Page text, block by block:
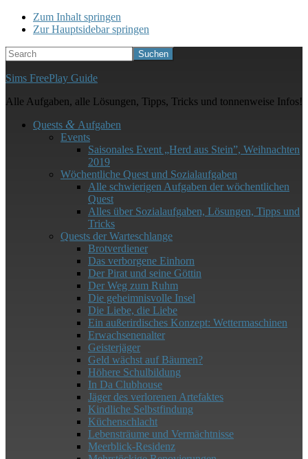
Zum Inhalt springen
Zur Hauptsidebar springen
Search
Sims FreePlay Guide
Alle Aufgaben, alle Lösungen, Tipps, Tricks und tonnenweise Infos!
Quests & Aufgaben
Events
Saisonales Event „Herd aus Stein”, Weihnachten
2019
Wöchentliche Quest und Sozialaufgaben
Alle schwierigen Aufgaben der wöchentlichen
Quest
Alles über Sozialaufgaben, Lösungen, Tipps und
Tricks
Quests der Warteschlange
Brotverdiener
Das verborgene Einhorn
Der Pirat und seine Göttin
Der Weg zum Ruhm
Die geheimnisvolle Insel
Die Liebe, die Liebe
Ein außerirdisches Konzept: Wettermaschinen
Erwachsenenalter
Geisterjäger
Geld wächst auf Bäumen?
Höhere Schulbildung
In Da Clubhouse
Jäger des verlorenen Artefaktes
Kindliche Selbstfindung
Küchenschlacht
Lebensträume und Vermächtnisse
Meerblick-​​Residenz